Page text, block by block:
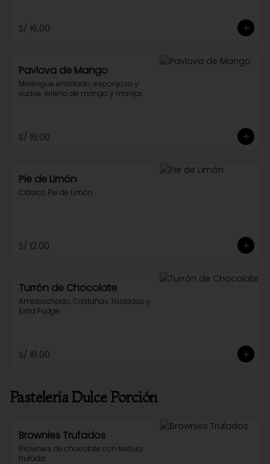
S/ 16.00
Pavlova de Mango
Merengue enrollado, esponjoso y
suave, relleno de mango y manjar.
S/ 16.00
Pie de Limón
Clásico Pie de Limón
S/ 12.00
Turrón de Chocolate
Amelcochado, Castañas Tostadas y
Extra Fudge.
S/ 16.00
Pastelería Dulce Porción
Brownies Trufados
Brownies de chocolate con textura
trufada.